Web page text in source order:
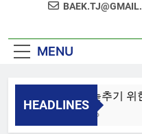
공목에 먹는 마늘과 꿀의
MENU
HEADLINES
노화를 늦추기 위